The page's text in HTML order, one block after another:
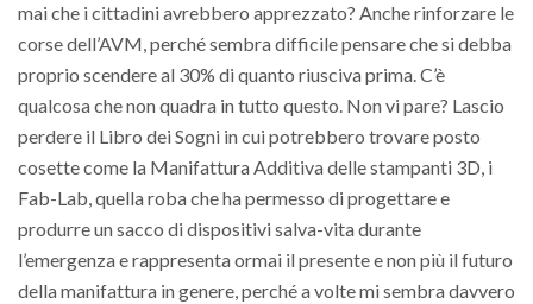
mai che i cittadini avrebbero apprezzato? Anche rinforzare le
corse dell’AVM, perché sembra difficile pensare che si debba
proprio scendere al 30% di quanto riusciva prima. C’è
qualcosa che non quadra in tutto questo. Non vi pare? Lascio
perdere il Libro dei Sogni in cui potrebbero trovare posto
cosette come la Manifattura Additiva delle stampanti 3D, i
Fab-Lab, quella roba che ha permesso di progettare e
produrre un sacco di dispositivi salva-vita durante
l’emergenza e rappresenta ormai il presente e non più il futuro
della manifattura in genere, perché a volte mi sembra davvero